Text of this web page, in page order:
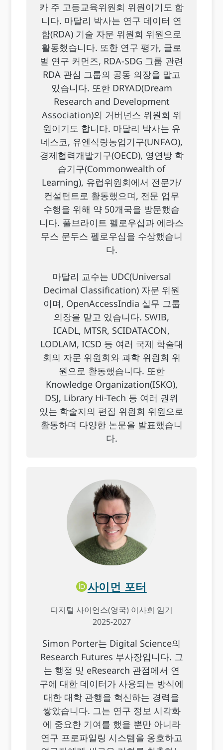
카 주 고등교육위원회 위원이기도 합
니다. 마달리 박사는 연구 데이터 연
합(RDA) 기술 자문 위원회 위원으로
활동했습니다. 또한 연구 평가, 글로
벌 연구 커먼즈, RDA-SDG 그룹 관련
RDA 관심 그룹의 공동 의장을 맡고
있습니다. 또한 DRYAD(Dream
Research and Development
Association)의 거버넌스 위원회 위
원이기도 합니다. 마달리 박사는 유
네스코, 유엔식량농업기구(UNFAO),
경제협력개발기구(OECD), 영연방 학
습기구(Commonwealth of
Learning), 유럽위원회에서 전문가/
컨설턴트로 활동했으며, 전문 업무
수행을 위해 약 50개국을 방문했습
니다. 풀브라이트 펠로우십과 에라스
무스 문두스 펠로우십을 수상했습니
다.
마달리 교수는 UDC(Universal
Decimal Classification) 자문 위원
이며, OpenAccessIndia 실무 그룹
의장을 맡고 있습니다. SWIB,
ICADL, MTSR, SCIDATACON,
LODLAM, ICSD 등 여러 국제 학술대
회의 자문 위원회와 과학 위원회 위
원으로 활동했습니다. 또한
Knowledge Organization(ISKO),
DSJ, Library Hi-Tech 등 여러 권위
있는 학술지의 편집 위원회 위원으로
활동하며 다양한 논문을 발표했습니
다.
사이먼 포터
디지털 사이언스(영국) 이사회 임기
2025-2027
Simon Porter는 Digital Science의
Research Futures 부사장입니다. 그
는 행정 및 eResearch 관점에서 연
구에 대한 데이터가 사용되는 방식에
대한 대학 관행을 혁신하는 경력을
쌓았습니다. 그는 연구 정보 시각화
에 중요한 기여를 했을 뿐만 아니라
연구 프로파일링 시스템을 옹호하고